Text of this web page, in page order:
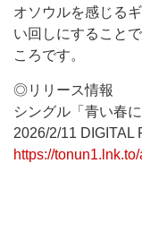
オソウルを感じる
い回しにすること
ころです。
◎リリース情報
シングル「青い春
2026/2/11 DIGITAL
https://